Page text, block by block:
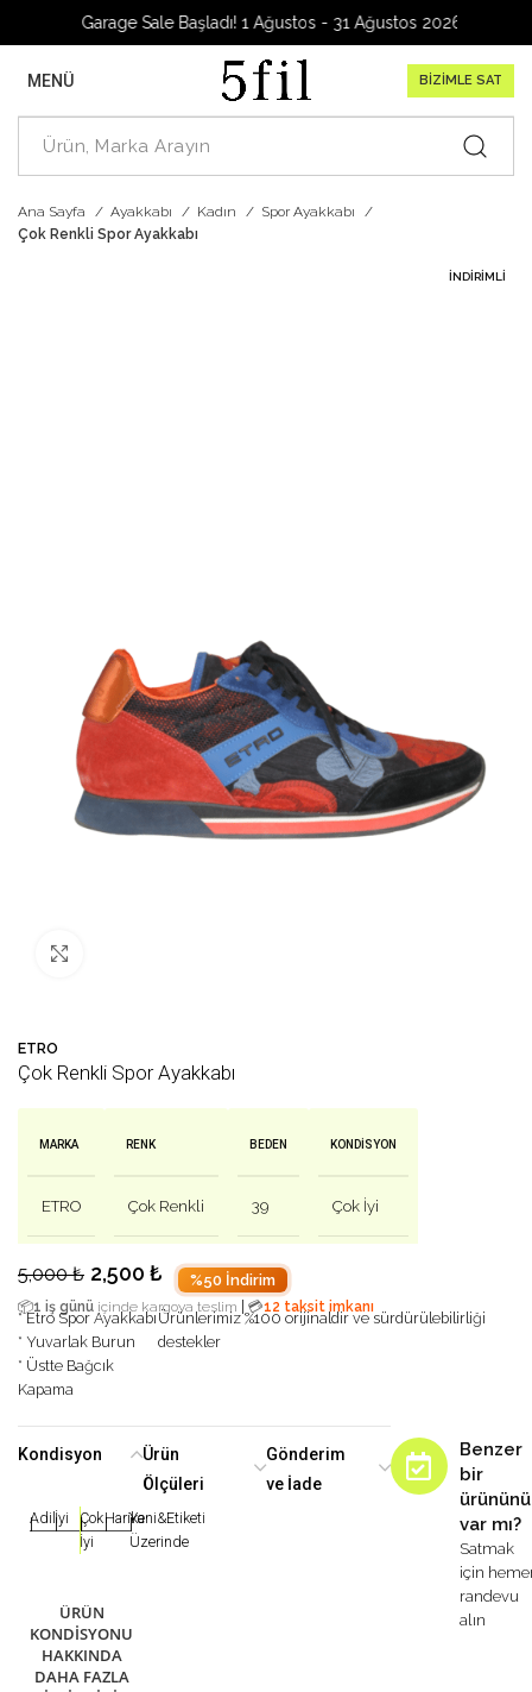
Garage Sale Başladı! 1 Ağustos - 31 Ağustos 2026
MENÜ BİZİMLE SAT
Ana Sayfa Ayakkabı Kadın
Spor Ayakkabı
Çok Renkli Spor Ayakkabı
İNDIRIMLI
ETRO
Çok Renkli Spor Ayakkabı
MARKA
ETRO
RENK
Çok Renkli
BEDEN
39
KONDISYON
Çok İyi
5,000₺ 2,500 ₺ %50 İndirim
📦1 iş günü içinde kargoya teslim 💳12 taksit imkanı
* Etro Spor Ayakkabı
* Yuvarlak Burun
* Üstte Bağcık
Kapama
Ürünlerimiz %100 orijinaldir ve sürdürülebilirliği
destekler
Kondisyon
|Adil|İyi |Çok
İyi
|Harika
|Yeni&Etiketi
Üzerinde
ÜRÜN
KONDISYONU
HAKKINDA
DAHA FAZLA
Ürün
Ölçüleri
Gönderim
ve İade
Benzer
bir
var mı?
Satmak
için
randevu
alın